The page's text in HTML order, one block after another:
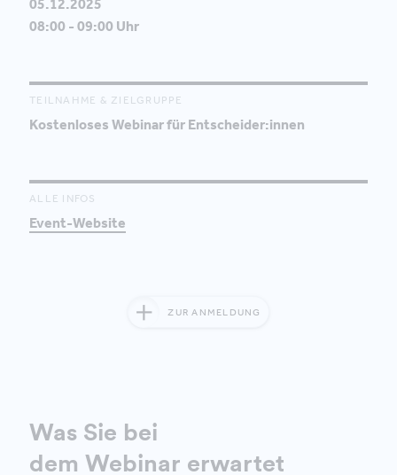
05.12.2025
08:00 - 09:00 Uhr
TEILNAHME & ZIELGRUPPE
Kostenloses Webinar für Entscheider:innen
ALLE INFOS
Event-Website
ZUR ANMELDUNG
Was Sie bei
dem Webinar erwartet